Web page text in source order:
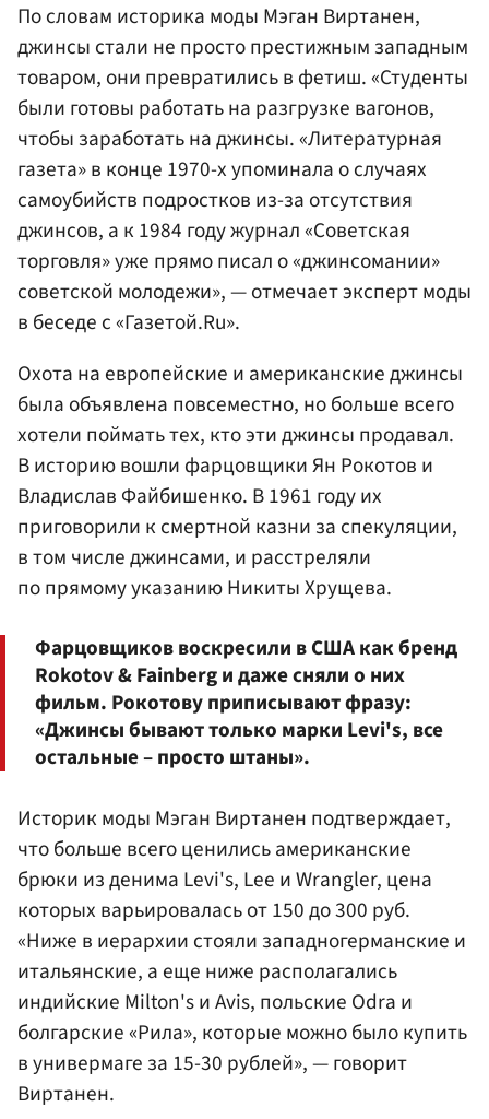
По словам историка моды Мэган Виртанен,
джинсы стали не просто престижным западным
товаром, они превратились в фетиш. «Студенты
были готовы работать на разгрузке вагонов,
чтобы заработать на джинсы. «Литературная
газета» в конце 1970-х упоминала о случаях
самоубийств подростков из-за отсутствия
джинсов, а к 1984 году журнал «Советская
торговля» уже прямо писал о «джинсомании»
советской молодежи», — отмечает эксперт моды
в беседе с «Газетой.Ru».
Охота на европейские и американские джинсы
была объявлена повсеместно, но больше всего
хотели поймать тех, кто эти джинсы продавал.
В историю вошли фарцовщики Ян Рокотов и
Владислав Файбишенко. В 1961 году их
приговорили к смертной казни за спекуляции,
в том числе джинсами, и расстреляли
по прямому указанию Никиты Хрущева.
Фарцовщиков воскресили в США как бренд
Rokotov & Fainberg и даже сняли о них
фильм. Рокотову приписывают фразу:
«Джинсы бывают только марки Levi's, все
остальные – просто штаны».
Историк моды Мэган Виртанен подтверждает,
что больше всего ценились американские
брюки из денима Levi's, Lee и Wrangler, цена
которых варьировалась от 150 до 300 руб.
«Ниже в иерархии стояли западногерманские и
итальянские, а еще ниже располагались
индийские Milton's и Avis, польские Odra и
болгарские «Рила», которые можно было купить
в универмаге за 15-30 рублей», — говорит
Виртанен.